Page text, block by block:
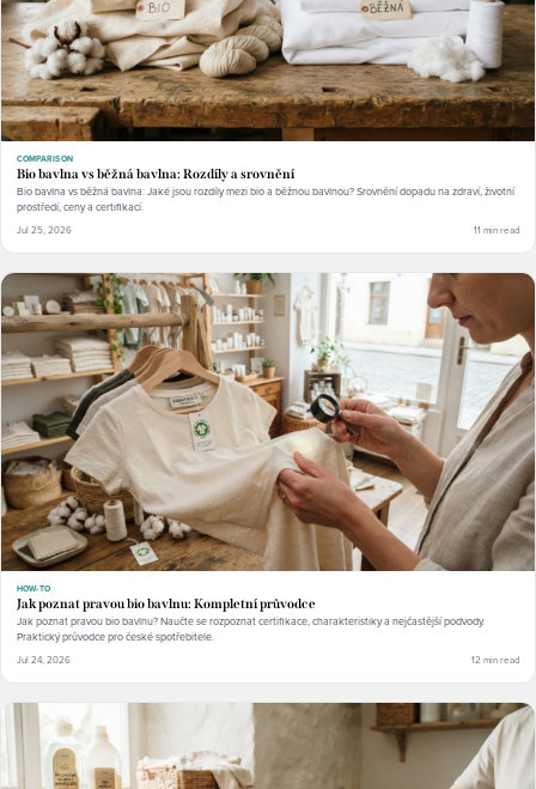
COMPARISON
Bio bavlna vs běžná bavlna: Rozdíly a srovnění
Bio bavlna vs běžná bavlna: Jaké jsou rozdíly mezi bio a běžnou bavlnou? Srovnění dopadu na zdraví, životní
prostředí, ceny a certifikací.
Jul 25, 2026 11 min read
HOW-TO
Jak poznat pravou bio bavlnu: Kompletní průvodce
Jak poznat pravou bio bavlnu? Naučte se rozpoznat certifikace, charakteristiky a nejčastější podvody.
Praktický průvodce pro české spotřebitele.
Jul 24, 2026 12 min read